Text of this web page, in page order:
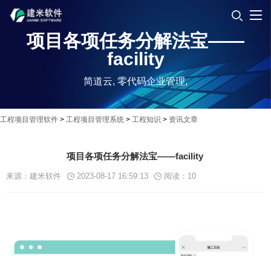
项目各项任务分解法宝——
facility
简道云, 零代码企业管理,
工程项目管理软件 > 工程项目管理系统 > 工程知识 > 资讯文章
项目各项任务分解法宝——facility
来源：建米软件 2023-08-17 16:59:13 阅读： 10